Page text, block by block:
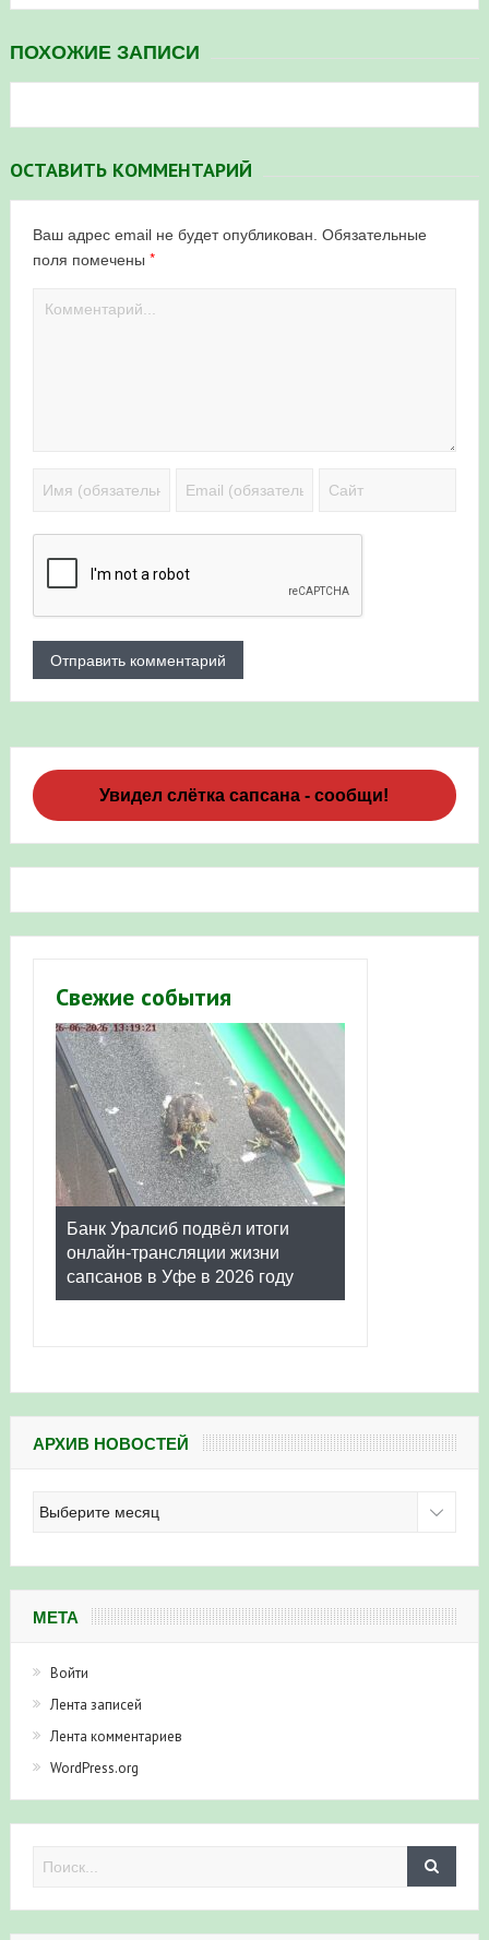
ПОХОЖИЕ ЗАПИСИ
ОСТАВИТЬ КОММЕНТАРИЙ
Ваш адрес email не будет опубликован. Обязательные
поля помечены *
Увидел слётка сапсана - сообщи!
Свежие события
Банк Уралсиб подвёл итоги
онлайн-трансляции жизни
сапсанов в Уфе в 2026 году
АРХИВ НОВОСТЕЙ
новостей
МЕТА
Войти
Лента записей
Лента комментариев
WordPress.org